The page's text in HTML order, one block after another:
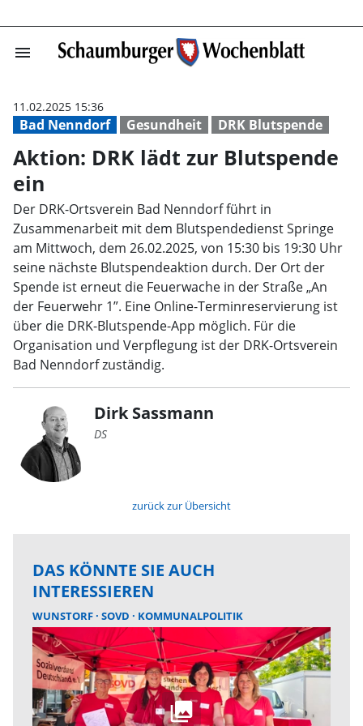
menu Aktion: DRK
Bad Nenndorf Gesundheit DRK Blutspende
11.02.2025 15:36
Aktion: DRK lädt zur Blutspende
ein
Der DRK-Ortsverein Bad Nenndorf führt in
Zusammenarbeit mit dem Blutspendedienst Springe
am Mittwoch, dem 26.02.2025, von 15:30 bis 19:30 Uhr
seine nächste Blutspendeaktion durch. Der Ort der
Spende ist erneut die Feuerwache in der Straße „An
der Feuerwehr 1”. Eine Online-Terminreservierung ist
über die DRK-Blutspende-App möglich. Für die
Organisation und Verpflegung ist der DRK-Ortsverein
Bad Nenndorf zuständig.
Dirk Sassmann
DS
zurück zur Übersicht
DAS KÖNNTE SIE AUCH
INTERESSIEREN
WUNSTORF SOVD KOMMUNALPOLITIK